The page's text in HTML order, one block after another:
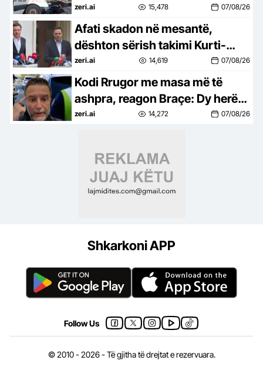
kokë” me kamionin, humbin
jetën nënë e bir nga Shqipëria
(FOTO)
zeri.ai 15,478 07/08/26
Afati skadon në mesantë,
dështon sërish takimi Kurti-
Abdixhiku: Larg marrëveshjes!
Presidenti “nyja” që i ndan
zeri.ai 14,619 07/08/26
Kodi Rrugor me masa më të
ashpra, reagon Braçe: Dy herë
janë boll për të vrarë…jo pasurim
zeri.ai 14,272 07/08/26
Shkarkoni APP
Follow Us
© 2010 - 2026 - Të gjitha të drejtat e rezervuara.